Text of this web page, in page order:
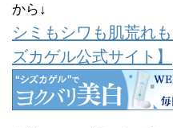
から↓
シミもシワも肌荒れ
ズカゲル公式サイト】